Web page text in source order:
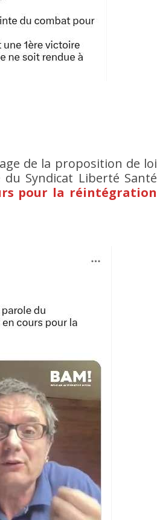
de la proposition de loi
du Syndicat Liberté Santé
pour la réintégration